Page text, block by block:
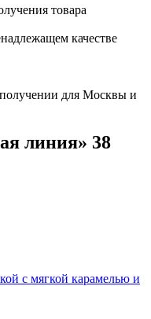
товара
качестве
для Москвы и
линия» 38
с мягкой карамелью и